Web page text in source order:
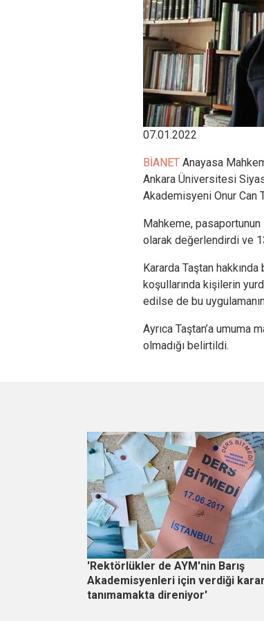
07.01.2022
BİANET Anayasa
Ankara Üniversitesi
Akademisyeni Onur Can
Mahkeme,
olarak değerlendirdi ve
Kararda Taştan
koşullarında kişilerin
edilse de bu
Ayrıca Taştan’a
olmadığı belirtildi.
'Rektörlükler de AYM'nin Barış
Akademisyenleri için verdiği
tanımamakta direniyor'